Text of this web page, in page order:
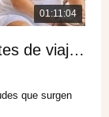
pangan
01:11:04
Todo lo que necesitas saber antes de viajar a Tailandia 🇹🇭 · Consejos y Recomendaciones ✈️
que surgen